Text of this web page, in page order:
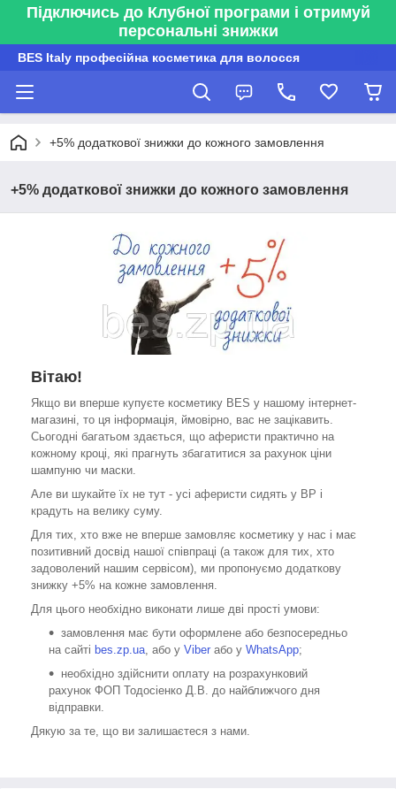
Підключись до Клубної програми і отримуй
персональні знижки
BES Italy професійна косметика для волосся
+5% додаткової знижки до кожного замовлення
+5% додаткової знижки до кожного замовлення
Вітаю!
Якщо ви вперше купуєте косметику BES у нашому інтернет-
магазині, то ця інформація, ймовірно, вас не зацікавить.
Сьогодні багатьом здається, що аферисти практично на
кожному кроці, які прагнуть збагатитися за рахунок ціни
шампуню чи маски.
Але ви шукайте їх не тут - усі аферисти сидять у ВР і
крадуть на велику суму.
Для тих, хто вже не вперше замовляє косметику у нас і має
позитивний досвід нашої співпраці (а також для тих, хто
задоволений нашим сервісом), ми пропонуємо додаткову
знижку +5% на кожне замовлення.
Для цього необхідно виконати лише дві прості умови:
замовлення має бути оформлене або безпосередньо
на сайті bes.zp.ua , або у Viber або у WhatsApp;
необхідно здійснити оплату на розрахунковий
рахунок ФОП Тодосіенко Д.В. до найближчого дня
відправки.
Дякую за те, що ви залишаєтеся з нами.